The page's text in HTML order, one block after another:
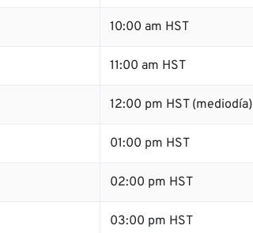
10:00 am HST
11:00 am HST
12:00 pm HST (mediodía)
01:00 pm HST
02:00 pm HST
03:00 pm HST